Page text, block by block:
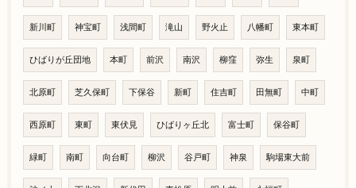
新川町 神宝町 浅間町 滝山 野火止 八幡町 東本町
ひばりが丘団地 本町 前沢 南沢 柳窪 弥生 泉町
北原町 芝久保町 下保谷 新町 住吉町 田無町 中町
西原町 東町 東伏見 ひばりヶ丘北 富士町 保谷町
緑町 南町 向台町 柳沢 谷戸町 神泉 駒場東大前